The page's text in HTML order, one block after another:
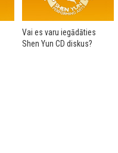
Vai es varu iegādāties
Shen Yun CD diskus?